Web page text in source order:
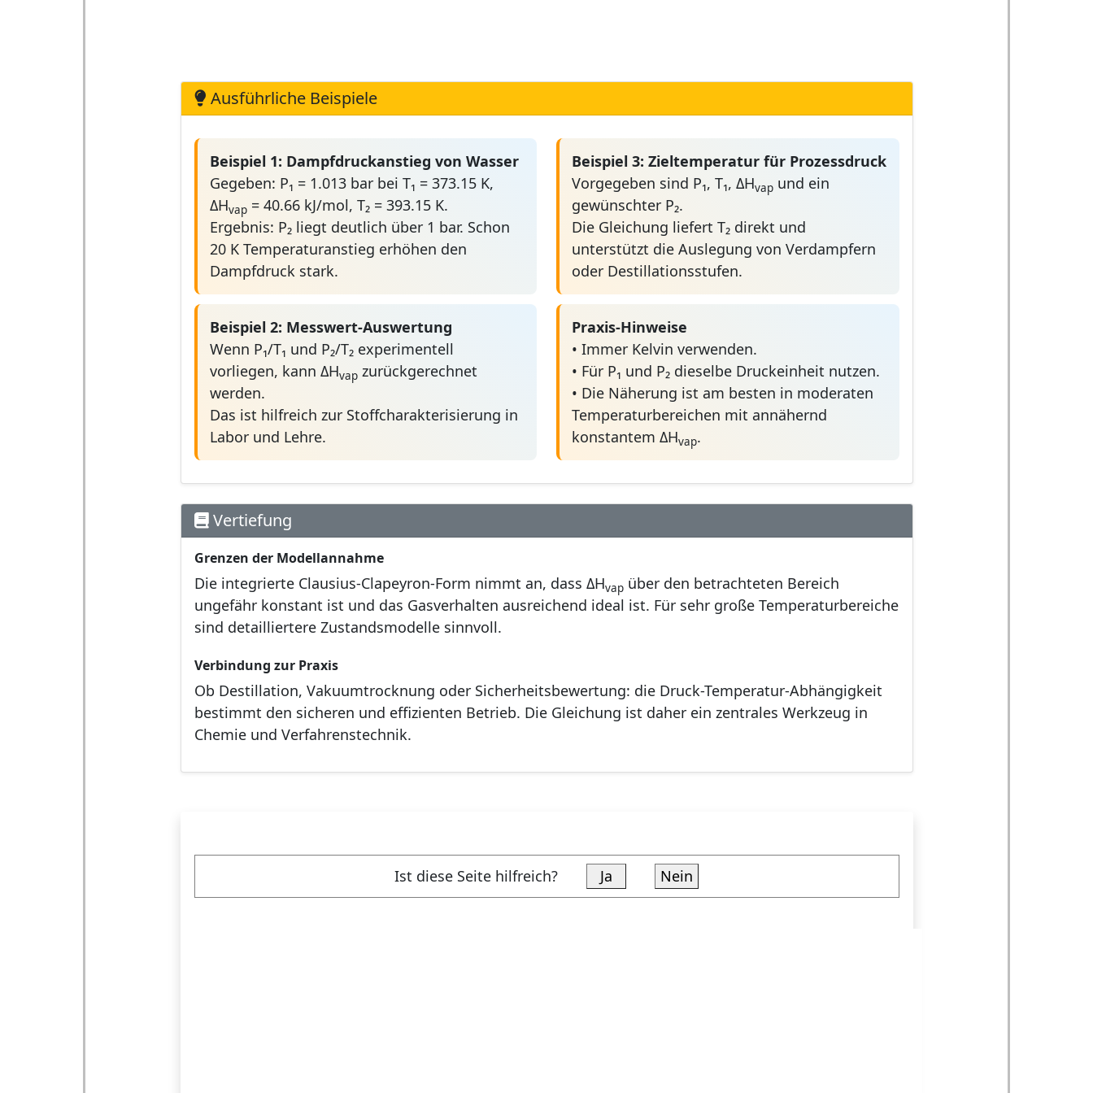
Ausführliche Beispiele
Beispiel 1: Dampfdruckanstieg von Wasser
Gegeben: P₁ = 1.013 bar bei T₁ = 373.15 K,
ΔHvap= 40.66 kJ/mol, T₂ = 393.15 K.
Ergebnis: P₂ liegt deutlich über 1 bar. Schon
20 K Temperaturanstieg erhöhen den
Dampfdruck stark.
Beispiel 2: Messwert-Auswertung
Wenn P₁/T₁ und P₂/T₂ experimentell
vorliegen, kann ΔHvapzurückgerechnet
werden.
Das ist hilfreich zur Stoffcharakterisierung in
Labor und Lehre.
Beispiel 3: Zieltemperatur für Prozessdruck
Vorgegeben sind P₁, T₁, ΔHvap und ein
gewünschter P₂.
Die Gleichung liefert T₂ direkt und
unterstützt die Auslegung von Verdampfern
oder Destillationsstufen.
Praxis-Hinweise
• Immer Kelvin verwenden.
• Für P₁ und P₂ dieselbe Druckeinheit nutzen.
• Die Näherung ist am besten in moderaten
Temperaturbereichen mit annähernd
konstantem ΔHvap.
Vertiefung
Grenzen der Modellannahme
Die integrierte Clausius-Clapeyron-Form nimmt an, dass ΔHvapüber den betrachteten Bereich
ungefähr konstant ist und das Gasverhalten ausreichend ideal ist. Für sehr große Temperaturbereiche
sind detailliertere Zustandsmodelle sinnvoll.
Verbindung zur Praxis
Ob Destillation, Vakuumtrocknung oder Sicherheitsbewertung: die Druck-Temperatur-Abhängigkeit
bestimmt den sicheren und effizienten Betrieb. Die Gleichung ist daher ein zentrales Werkzeug in
Chemie und Verfahrenstechnik.
Ist diese Seite hilfreich? Ja Nein